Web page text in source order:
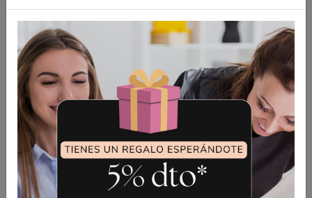
de varios cabezales para grandes producciones.
Diferenciate de tu competencia con la mejor calidad
en bordado con las mejores marcas y modelos del
mercado de la personalización textil.
Accesorios de costura(hilos, agujas, tijeras, canillas,
prensatelas, aceites etc) para que no te falte de nada
en tu costurero, tenemos todos los accesorios de
costura que necesitas para coser.
Repuestos para máquinas de coser(placas de agujas
y dientes, cajas de bobinas, tornillos, correas etc) Si tu